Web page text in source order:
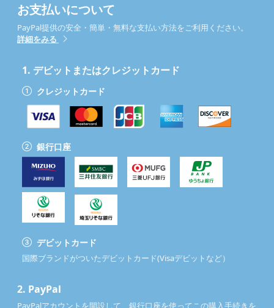
お支払いについて
PayPal提供の安全・簡単・無料な支払い方法をご利用ください。
詳細をみる
1. デビットまたはクレジットカード
クレジットカード
銀行口座
デビットカード
国際ブランドがついたデビットカード(Visaデビットなど）
2. PayPal
PayPalアカウントを開設して、銀行口座を使ってこの購入手続きを